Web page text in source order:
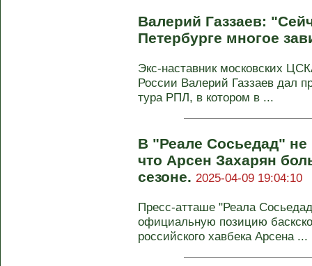
Валерий Газзаев:
Петербурге многое
Экс-наставник московских
России Валерий Газзаев дал
тура РПЛ, в котором в ...
В "Реале Сосьедад"
что Арсен Захарян
сезоне. 2025-04-09 19:04:10
Пресс-атташе "Реала
официальную позицию
российского хавбека Арсена ...